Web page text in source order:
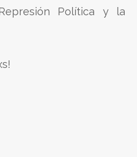
Política y la